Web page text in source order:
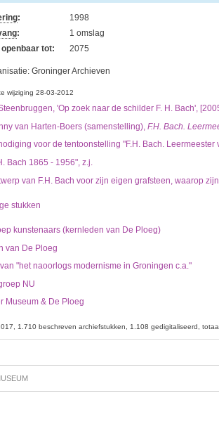
:
1998
:
1 omslag
openbaar tot:
2075
Groninger Archieven
wijziging 28-03-2012
'Op zoek naar de schilder F. H. Bach',
van Harten-Boers (samenstelling), F.H. Bach.
voor de tentoonstelling "F.H. Bach.
Bach 1865 - 1956", z.j.
van F.H. Bach voor zijn eigen grafsteen, waarop
stukken
kunstenaars (kernleden van De Ploeg)
van De Ploeg
"het naoorlogs modernisme in Groningen c.a."
NU
Museum & De Ploeg
1.710 beschreven archiefstukken 1.108 gedigitaliseerd